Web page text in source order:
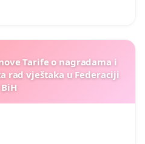
Tarife o nagradama i
rad vještaka u Federaciji
BiH